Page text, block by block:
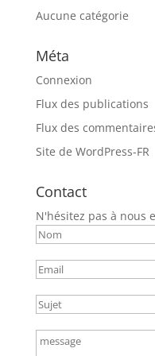
Aucune catégorie
Méta
Connexion
Flux des publications
Flux des
Site de WordPress-FR
Contact
N'hésitez pas à nous